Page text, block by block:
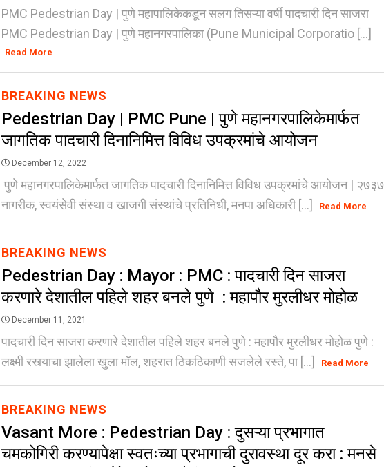
PMC Pedestrian Day | पुणे महापालिकेकडून सलग तिसऱ्या वर्षी पादचारी दिन साजरा
PMC Pedestrian Day | पुणे महानगरपालिका (Pune Municipal Corporatio [...]
Read More
BREAKING NEWS
Pedestrian Day | PMC Pune | पुणे महानगरपालिकेमार्फत
जागतिक पादचारी दिनानिमित्त विविध उपक्रमांचे आयोजन
December 12, 2022
पुणे महानगरपालिकेमार्फत जागतिक पादचारी दिनानिमित्त विविध उपक्रमांचे आयोजन | २७३७
नागरीक, स्वयंसेवी संस्था व खाजगी संस्थांचे प्रतिनिधी, मनपा अधिकारी [...]
Read More
BREAKING NEWS
Pedestrian Day : Mayor : PMC : पादचारी दिन साजरा
करणारे देशातील पहिले शहर बनले पुणे : महापौर मुरलीधर मोहोळ
December 11, 2021
पादचारी दिन साजरा करणारे देशातील पहिले शहर बनले पुणे : महापौर मुरलीधर मोहोळ पुणे :
लक्ष्मी रस्त्याचा झालेला खुला मॉल, शहरात ठिकठिकाणी सजलेले रस्ते, पा [...]
Read More
BREAKING NEWS
Vasant More : Pedestrian Day : दुसऱ्या प्रभागात
चमकोगिरी करण्यापेक्षा स्वतःच्या प्रभागाची दुरावस्था दूर करा : मनसे